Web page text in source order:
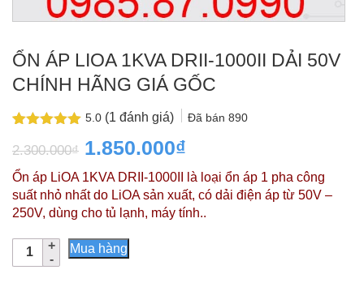
ỔN ÁP LIOA 1KVA DRII-1000II DẢI 50V
CHÍNH HÃNG GIÁ GỐC
5.0
dựa trên
(1 đánh giá) Đã bán890
2.300.000₫ Giá
gốc
là:
2.300.000₫.
1.850.000₫
hiện
tại
là:
Ổn áp LiOA 1KVA DRII-1000II là loại ổn áp 1 pha công
suất nhỏ nhất do LiOA sản xuất, có dải điện áp từ 50V –
250V, dùng cho tủ lạnh, máy tính..
Ổn
Áp
Mua hàng